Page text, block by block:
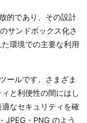
的であり、その設計
サンドボックス化さ
環境での主要な利用
ールです。さまざま
と利便性の間にはし
なセキュリティを確
JPEG・PNG のよう